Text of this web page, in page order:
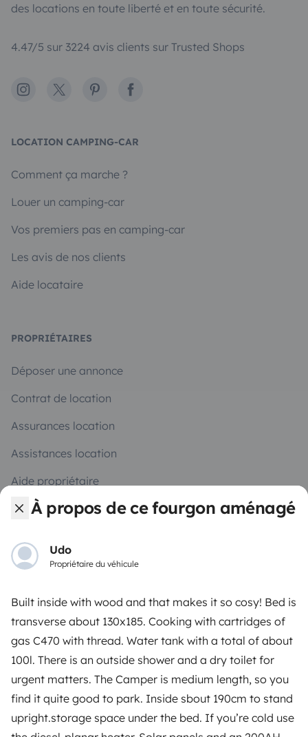
À propos de ce fourgon aménagé
Udo
Propriétaire du véhicule
Built inside with wood and that makes it so cosy! Bed is
transverse about 130x185. Cooking with cartridges of
gas C470 with thread. Water tank with a total of about
100l. There is an outside shower and a dry toilet for
urgent matters. The Camper is medium length, so you
find it quite good to park. Inside sbout 190cm to stand
upright.storage space under the bed. If you’re cold use
des locations en toute liberté et en toute sécurité.
4.47/5 sur 3224 avis clients sur Trusted Shops
Instagram
X PinterestFacebook
LOCATION CAMPING-CAR
Comment ça marche ?
Louer un camping-car
Vos premiers pas en camping-car
Les avis de nos clients
Aide locataire
PROPRIÉTAIRES
Déposer une annonce
Contrat de location
Assurances location
Assistances location
Aide propriétaire
Moyens de paiement sécurisés
Paiement en plusieurs fois
Télécharger dans
l'App Store
Disponible sur
Google Play